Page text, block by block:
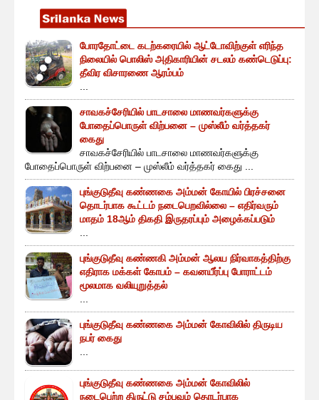
போரதோட்டை கடற்கரையில் ஆட்டோவிற்குள் எரிந்த
நிலையில் பொலிஸ் அதிகாரியின் சடலம் கண்டெடுப்பு:
தீவிர விசாரணை ஆரம்பம்
சாவகச்சேரியில் பாடசாலை மாணவர்களுக்கு
போதைப்பொருள் விற்பனை – முஸ்லீம் வர்த்தகர்
கைது
சாவகச்சேரியில் பாடசாலை மாணவர்களுக்கு
போதைப்பொருள் விற்பனை – முஸ்லீம் வர்த்தகர் கைது ...
புங்குடுதீவு கண்ணகை அம்மன் கோயில் பிரச்சனை
தொடர்பாக கூட்டம் நடைபெறவில்லை – எதிர்வரும்
மாதம் 18ஆம் திகதி இருதரப்பும் அழைக்கப்படும்
புங்குடுதீவு கண்ணகி அம்மன் ஆலய நிர்வாகத்திற்கு
எதிராக மக்கள் கோபம் – கவனயீர்ப்பு போராட்டம்
மூலமாக வலியுறுத்தல்
புங்குடுதீவு கண்ணகை அம்மன் கோவிலில் திருடிய
நபர் கைது
புங்குடுதீவு கண்ணகை அம்மன் கோவிலில்
நடைபெற்ற திருட்டு சம்பவம் தொடர்பாக